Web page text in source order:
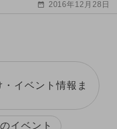
2016年12月28日
イベント情報ま
イベント